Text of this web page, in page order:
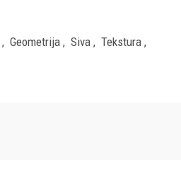
, Geometrija , Siva , Tekstura ,